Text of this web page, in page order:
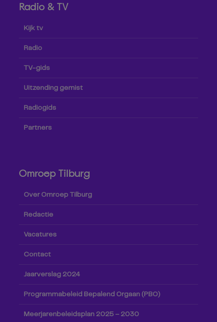
Radio & TV
Kijk tv
Radio
TV-gids
Uitzending gemist
Radiogids
Partners
Omroep Tilburg
Over Omroep Tilburg
Redactie
Vacatures
Contact
Jaarverslag 2024
Programmabeleid Bepalend Orgaan (PBO)
Meerjarenbeleidsplan 2025 – 2030